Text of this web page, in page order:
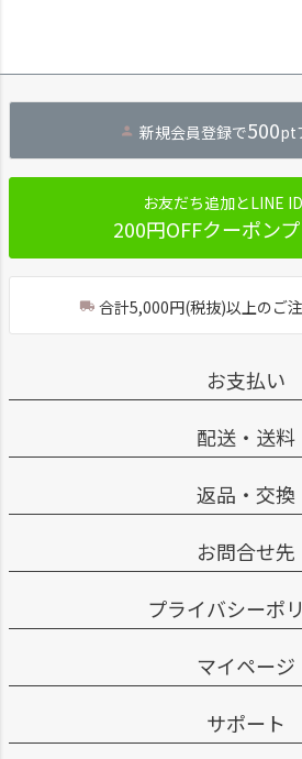
新規会員登録で500pt
お友だち追加とLINE
200円OFFクーポン
合計5,000円(税抜)以上のご
お支払い
配送・送料
返品・交換
お問合せ先
プライバシーポ
マイページ
サポート